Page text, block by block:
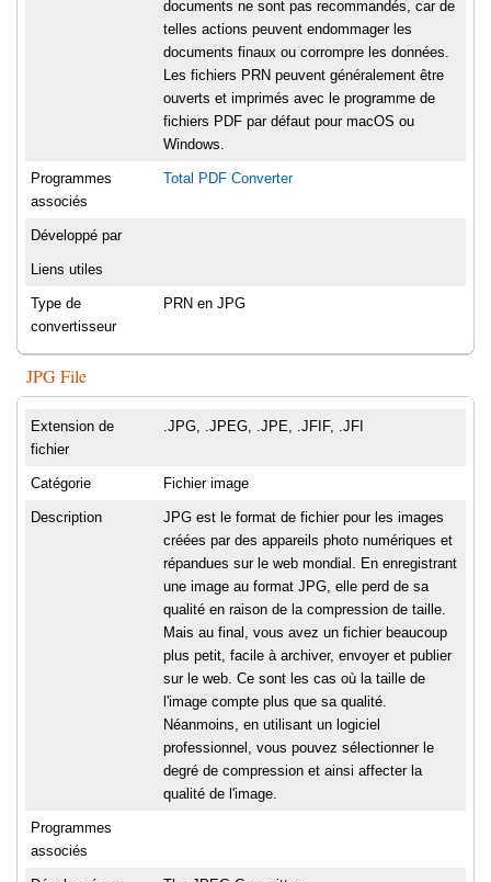
documents ne sont pas recommandés, car de
telles actions peuvent endommager les
documents finaux ou corrompre les données.
Les fichiers PRN peuvent généralement être
ouverts et imprimés avec le programme de
fichiers PDF par défaut pour macOS ou
Windows.
Programmes
associés
Total PDF Converter
Développé par
Liens utiles
Type de
convertisseur
PRN en JPG
JPG File
Extension de
fichier
.JPG, .JPEG, .JPE, .JFIF, .JFI
Catégorie Fichier image
Description
JPG est le format de fichier pour les images
créées par des appareils photo numériques et
répandues sur le web mondial. En enregistrant
une image au format JPG, elle perd de sa
qualité en raison de la compression de taille.
Mais au final, vous avez un fichier beaucoup
plus petit, facile à archiver, envoyer et publier
sur le web. Ce sont les cas où la taille de
l'image compte plus que sa qualité.
Néanmoins, en utilisant un logiciel
professionnel, vous pouvez sélectionner le
degré de compression et ainsi affecter la
qualité de l'image.
Programmes
associés